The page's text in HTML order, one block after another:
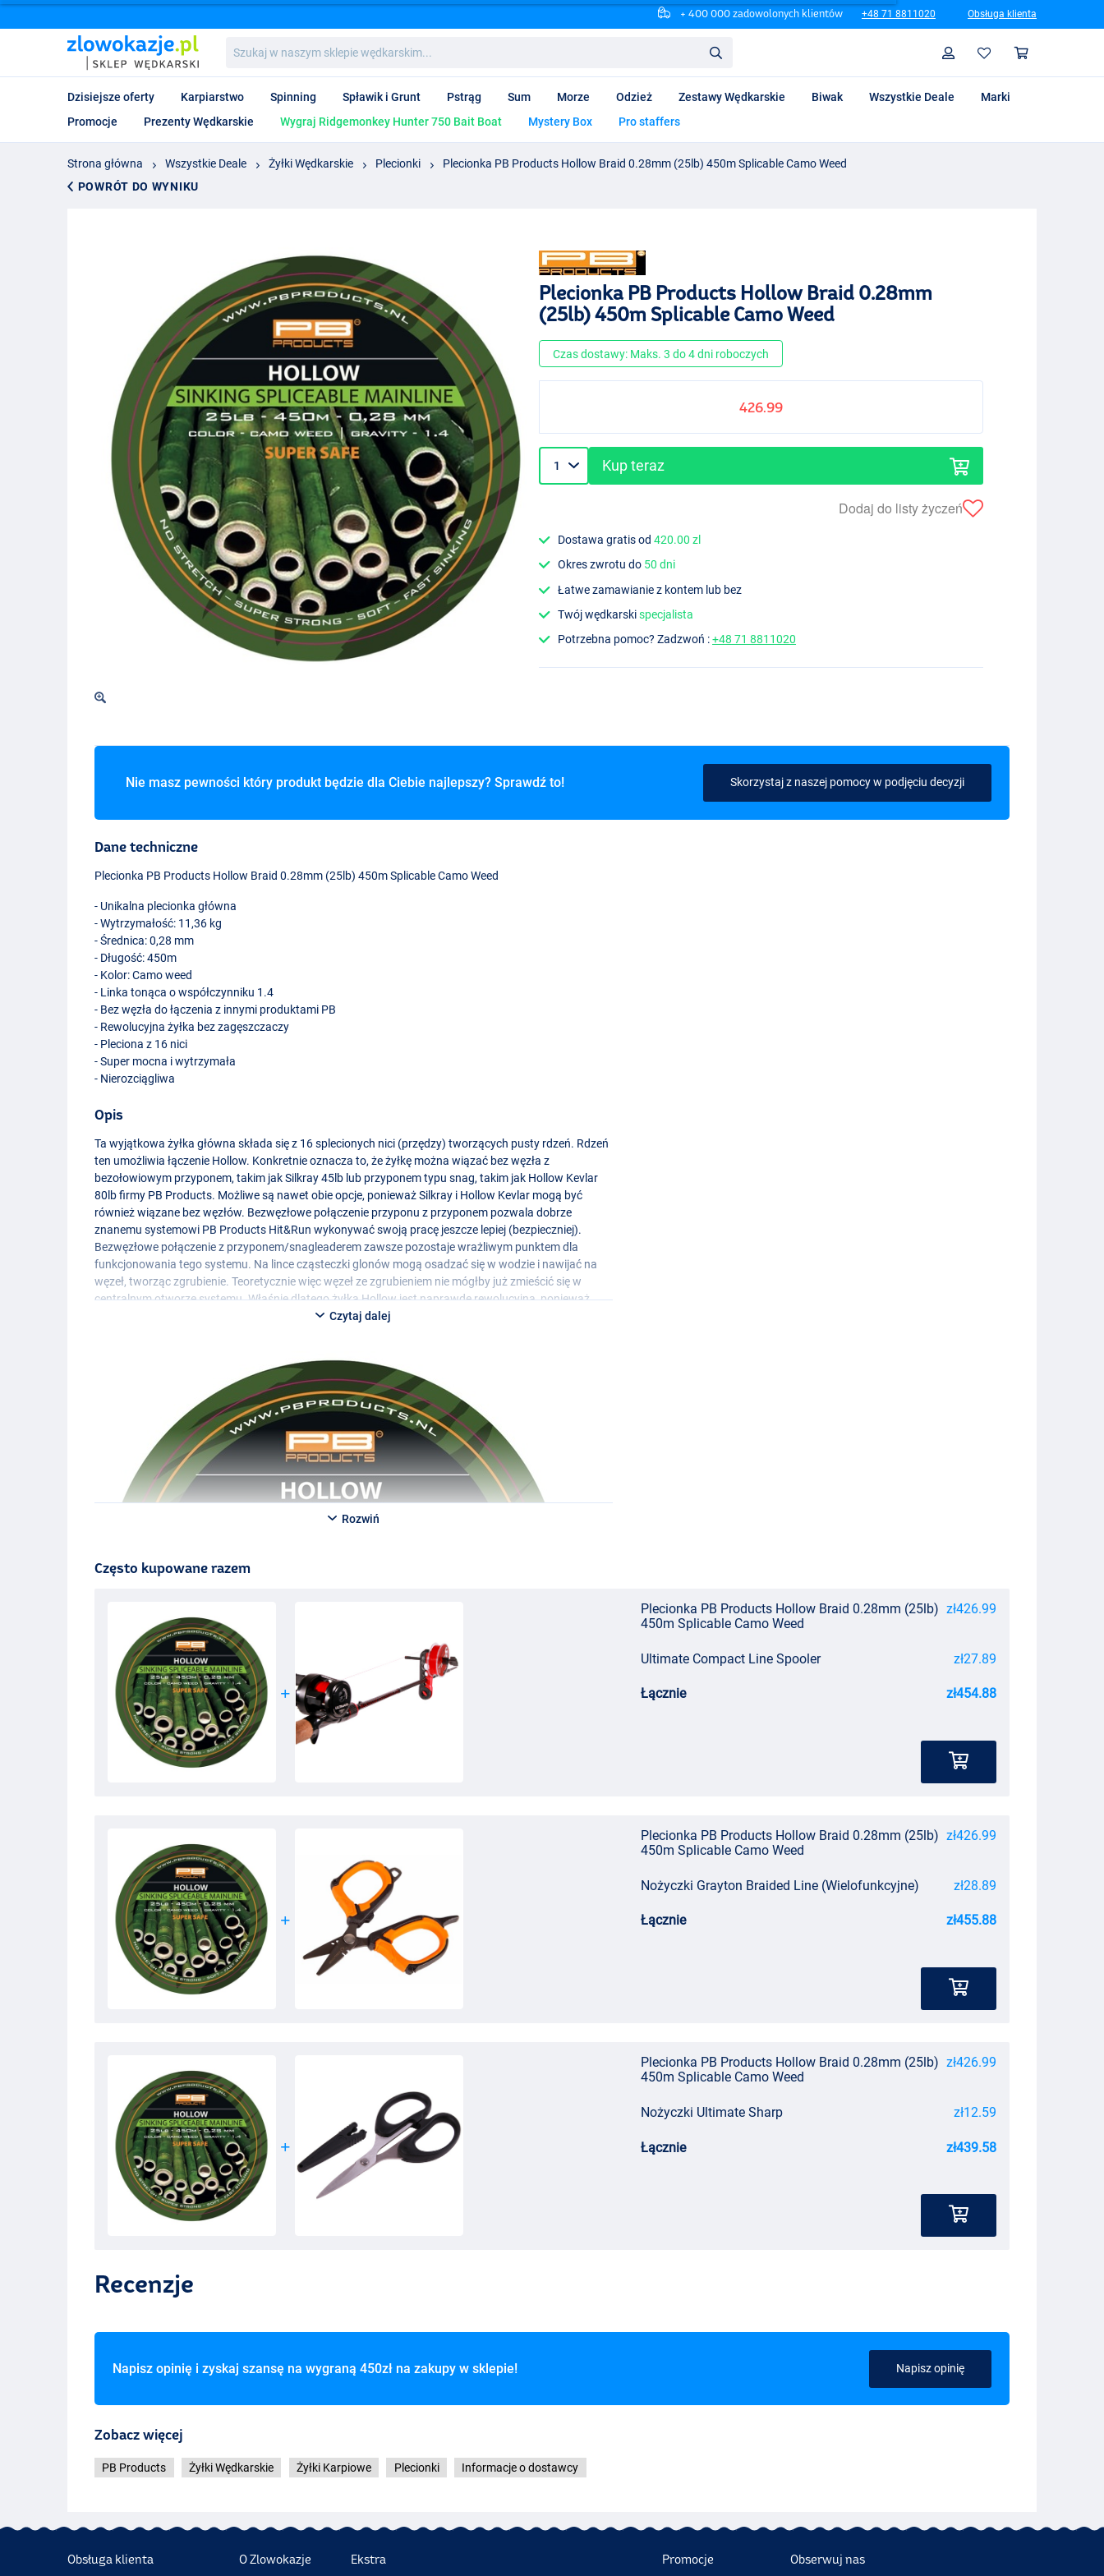
+ 400 000 zadowolonych klientów +48 71 8811020 Obsługa klienta
w
naszym
wędkarskim...
Profil
Dzisiejsze oferty Karpiarstwo Spinning Spławik i Grunt Pstrąg Sum Morze Odzież Zestawy Wędkarskie Biwak Wszystkie Deale
Marki
Promocje
Prezenty Wędkarskie Wygraj Ridgemonkey Hunter 750 Bait Boat Mystery Box Pro staffers
Strona główna Wszystkie Deale Żyłki Wędkarskie Plecionki
Plecionka PB Products Hollow Braid 0.28mm (25lb) 450m Splicable Camo Weed
POWRÓT DO WYNIKU
Plecionka PB Products Hollow Braid 0.28mm
(25lb) 450m Splicable Camo Weed
Czas dostawy: Maks. 3 do 4 dni roboczych
426.99
Kup teraz
Dodaj do listy życzeń
Dostawa gratis od420.00 zl
Okres zwrotu do 50 dni
Łatwe zamawianie z kontem lub bez
Twój wędkarskispecjalista
Potrzebna pomoc? Zadzwoń :+48 71 8811020
Nie masz pewności który produkt będzie dla Ciebie najlepszy? Sprawdź to! Skorzystaj z naszej pomocy w podjęciu decyzji
Dane techniczne
Plecionka PB Products Hollow Braid 0.28mm (25lb) 450m Splicable Camo Weed
- Unikalna plecionka główna
- Wytrzymałość: 11,36 kg
- Średnica: 0,28 mm
- Długość: 450m
- Kolor: Camo weed
- Linka tonąca o współczynniku 1.4
- Bez węzła do łączenia z innymi produktami PB
- Rewolucyjna żyłka bez zagęszczaczy
- Pleciona z 16 nici
- Super mocna i wytrzymała
- Nierozciągliwa
Opis
Ta wyjątkowa żyłka główna składa się z 16 splecionych nici (przędzy) tworzących pusty rdzeń. Rdzeń
ten umożliwia łączenie Hollow. Konkretnie oznacza to, że żyłkę można wiązać bez węzła z
bezołowiowym przyponem, takim jak Silkray 45lb lub przyponem typu snag, takim jak Hollow Kevlar
80lb firmy PB Products. Możliwe są nawet obie opcje, ponieważ Silkray i Hollow Kevlar mogą być
również wiązane bez węzłów. Bezwęzłowe połączenie przyponu z przyponem pozwala dobrze
znanemu systemowi PB Products Hit&Run wykonywać swoją pracę jeszcze lepiej (bezpieczniej).
Bezwęzłowe połączenie z przyponem/snagleaderem zawsze pozostaje wrażliwym punktem dla
funkcjonowania tego systemu. Na lince cząsteczki glonów mogą osadzać się w wodzie i nawijać na
węzeł, tworząc zgrubienie. Teoretycznie więc węzeł ze zgrubieniem nie mógłby już zmieścić się w
centralnym otworze systemu. Właśnie dlatego żyłka Hollow jest naprawdę rewolucyjna, ponieważ
cząsteczki glonów nie mają gdzie się osadzać. Bez tych zgrubień system Hit&Run (inline lub krętlik)
Bawiąc się składem 16 nici (Yarn), PB Products nadało lince dokładnie taki charakter i ciężar właściwy
(1,4), jaki mieli na myśli. Dodane niciPTFE(teflon) mają za zadanie osiągnięcie tego ciężaru
właściwego. Przy ciężarze właściwym 1,4, cięższym od wody, Hollow tonie wyjątkowo dobrze. Reszta
to nici PE, które utrzymują wytrzymałość na rozciąganie.
Wskazówka: Jeśli po nawinięciu na szpulę pozostanie trochę nici Hollow, można z niej wykonać
świetne zestawy. Poprzez splatanie w pętli można na przykład tworzyć idealne zestawy bez węzła.
Każdy inny zestaw może być również wiązany, ponieważ materiał ten jest miękki, elastyczny, tonący i
Czytaj dalej
Rozwiń
Często kupowane razem
Plecionka PB Products Hollow Braid 0.28mm (25lb)
450m Splicable Camo Weed
zł426.99
Ultimate Compact Line Spooler zł27.89
Łącznie zł454.88
Plecionka PB Products Hollow Braid 0.28mm (25lb)
450m Splicable Camo Weed
zł426.99
Nożyczki Grayton Braided Line (Wielofunkcyjne) zł28.89
Łącznie zł455.88
Plecionka PB Products Hollow Braid 0.28mm (25lb)
450m Splicable Camo Weed
zł426.99
Nożyczki Ultimate Sharp zł12.59
Łącznie zł439.58
Recenzje
Napisz opinię i zyskaj szansę na wygraną 450zł na zakupy w sklepie! Napisz opinię
Zobacz więcej
PB Products Żyłki Wędkarskie Żyłki Karpiowe Plecionki Informacje o dostawcy
Obsługa klienta O Zlowokazje Ekstra Promocje Obserwuj nas